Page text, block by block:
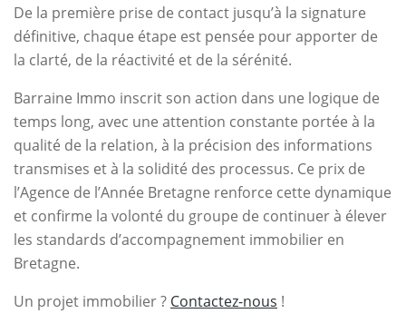
De la première prise de contact jusqu’à la signature
définitive, chaque étape est pensée pour apporter de
la clarté, de la réactivité et de la sérénité.
Barraine Immo inscrit son action dans une logique de
temps long, avec une attention constante portée à la
qualité de la relation, à la précision des informations
transmises et à la solidité des processus. Ce prix de
l’Agence de l’Année Bretagne renforce cette dynamique
et confirme la volonté du groupe de continuer à élever
les standards d’accompagnement immobilier en
Bretagne.
Un projet immobilier ? Contactez-nous !